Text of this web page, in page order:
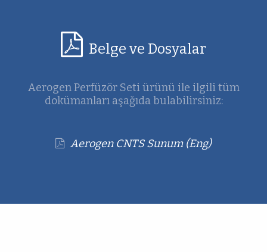
Belge ve Dosyalar
Aerogen Perfüzör Seti ürünü ile ilgili tüm
dokümanları aşağıda bulabilirsiniz:
Aerogen CNTS Sunum (Eng)